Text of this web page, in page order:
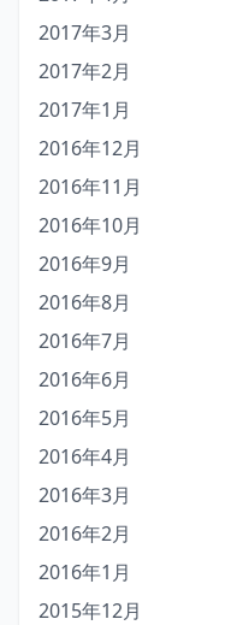
2017年3月
2017年2月
2017年1月
2016年12月
2016年11月
2016年10月
2016年9月
2016年8月
2016年7月
2016年6月
2016年5月
2016年4月
2016年3月
2016年2月
2016年1月
2015年12月